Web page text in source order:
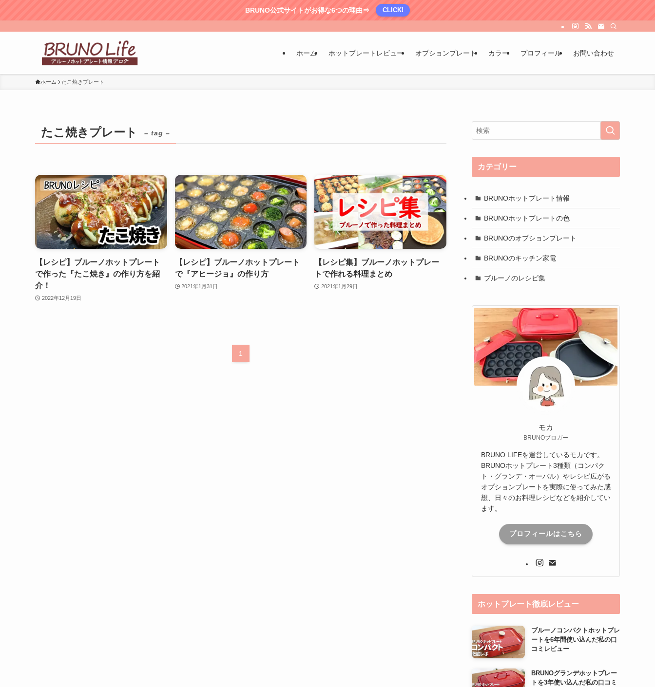
BRUNO公式サイトがお得な6つの理由⇒ CLICK!
ホーム ホットプレートレビュー オプションプレート カラー プロフィール お問い合わせ
ホーム たこ焼きプレート
たこ焼きプレート – tag –
【レシピ】ブルーノホットプレート
で作った『たこ焼き』の作り方を紹
介！
2022年12月19日
【レシピ】ブルーノホットプレート
で『アヒージョ』の作り方
2021年1月31日
【レシピ集】ブルーノホットプレー
トで作れる料理まとめ
2021年1月29日
1
カテゴリー
BRUNOホットプレート情報
BRUNOホットプレートの色
BRUNOのオプションプレート
BRUNOのキッチン家電
ブルーノのレシピ集
モカ
BRUNOブロガー
BRUNO LIFEを運営しているモカです。
BRUNOホットプレート3種類（コンパク
ト・グランデ・オーバル）やレシピ広がる
オプションプレートを実際に使ってみた感
想、日々のお料理レシピなどを紹介してい
ます。
プロフィールはこちら
ホットプレート徹底レビュー
ブルーノコンパクトホットプレ
ートを6年間使い込んだ私の口
コミレビュー
BRUNOグランデホットプレー
トを3年使い込んだ私の口コミ